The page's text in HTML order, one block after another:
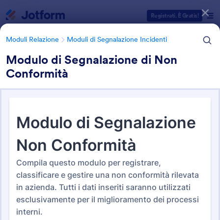
Registrati. È Gratis!
Moduli Relazione Moduli di Segnalazione Incidenti
Modulo di Segnalazione di Non
Conformità
Moduli di Segnalazione
Incidenti
124 Template
Categorie Template Moduli